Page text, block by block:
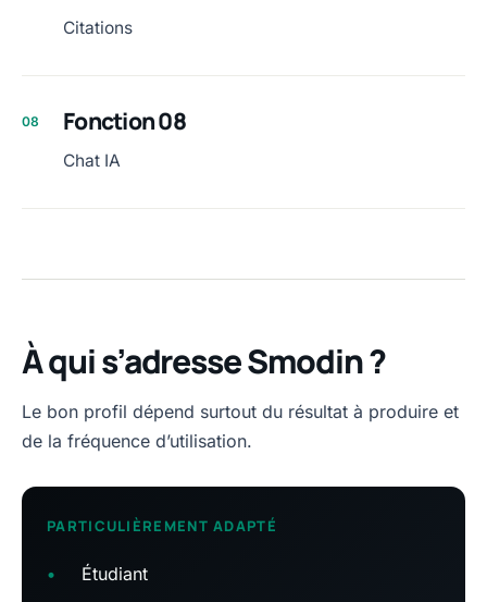
Citations
08 Fonction 08
Chat IA
À qui s’adresse Smodin ?
Le bon profil dépend surtout du résultat à produire et
de la fréquence d’utilisation.
PARTICULIÈREMENT ADAPTÉ
•
Étudiant